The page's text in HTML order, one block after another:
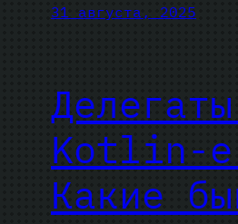
31 августа, 2025
Kotlin-
Какие